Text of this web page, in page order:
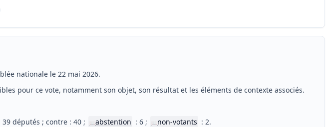
nationale le 22 mai 2026.
pour ce vote, notamment son objet, son résultat et les éléments de contexte associés.
députés ; contre : 40 ;
📖abstention : 6 ; 📖non-votants : 2.